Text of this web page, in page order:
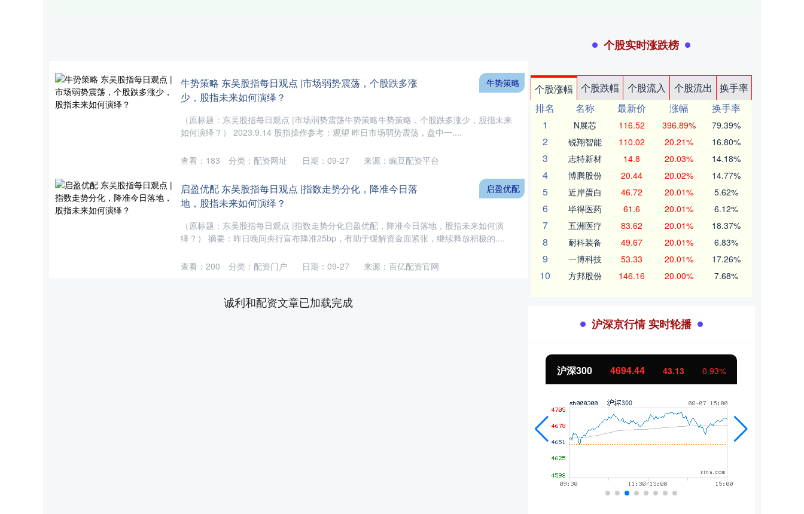
牛势策略 东吴股指每日观点 |市场弱势震荡，个股跌多涨
少，股指未来如何演绎？
（原标题：东吴股指每日观点 |市场弱势震荡牛势策略牛势策略，个股跌多涨少，股指未来
如何演绎？） 2023.9.14 股指操作参考：观望 昨日市场弱势震荡，盘中一....
牛势策略
日期：09-27 来源：豌豆配资平台
查看： 183 分类： 配资网址
启盈优配 东吴股指每日观点 |指数走势分化，降准今日落
地，股指未来如何演绎？
（原标题：东吴股指每日观点 |指数走势分化启盈优配，降准今日落地，股指未来如何演
绎？） 摘要：昨日晚间央行宣布降准25bp，有助于缓解资金面紧张，继续释放积极的....
启盈优配
日期：09-27 来源：百亿配资官网
查看： 200 分类： 配资门户
诚利和配资文章已加载完成
个股实时涨跌榜
个股涨幅 个股跌幅 个股流入 个股流出
换手率
排名
名称 最新价 涨幅
换手率
1
N展芯 116.52 396.89% 79.39%
2 锐翔智能 110.02 20.21% 16.80%
3 志特新材 14.8 20.03% 14.18%
4 博腾股份 20.44 20.02% 14.77%
5 近岸蛋白 46.72 20.01% 5.62%
6 毕得医药 61.6 20.01% 6.12%
7 五洲医疗 83.62 20.01% 18.37%
8 耐科装备 49.67 20.01% 6.83%
9 一博科技 53.33 20.01% 17.26%
10 方邦股份 146.16 20.00% 7.68%
沪深京行情 实时轮播
沪深300 4694.44 43.13 0.93%